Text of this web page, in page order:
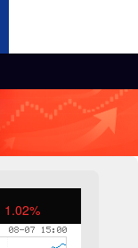
1.02%